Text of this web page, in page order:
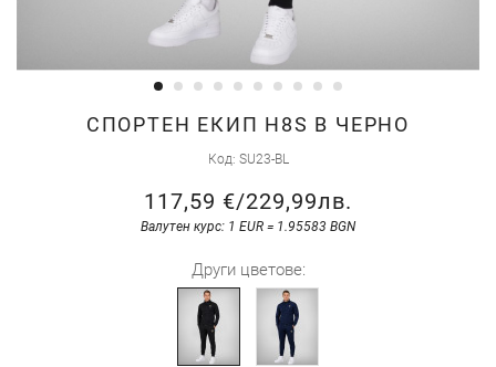
СПОРТЕН ЕКИП H8S В ЧЕРНО
Код SU23-BL
117,59 €/229,99лв.
Валутен курс: 1 EUR = 1.95583 BGN
Други цветове:
Преминете